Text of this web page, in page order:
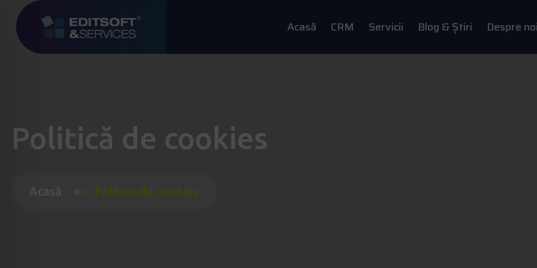
Acasă CRM Servicii Blog & Știri Despre noi
Politică de cookies
Politică de cookies